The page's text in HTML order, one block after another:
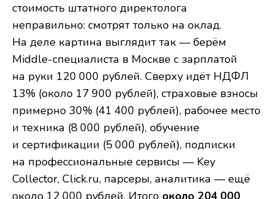
стоимость штатного директолога
неправильно: смотрят только на оклад.
На деле картина выглядит так — берём
Middle-специалиста в Москве с зарплатой
на руки 120 000 рублей. Сверху идёт НДФЛ
13% (около 17 900 рублей), страховые взносы
примерно 30% (41 400 рублей), рабочее место
и техника (8 000 рублей), обучение
и сертификации (5 000 рублей), подписки
на профессиональные сервисы — Key
Collector, Click.ru, парсеры, аналитика — ещё
около 12 000 рублей. Итого около 204 000